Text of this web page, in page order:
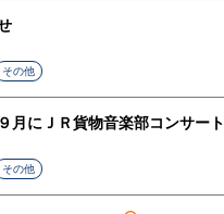
その他
月にＪＲ貨物音楽部コンサート
その他